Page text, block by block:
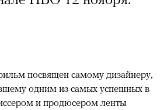
посвящен самому дизайнеру,
одним из самых успешных в
и продюсером ленты